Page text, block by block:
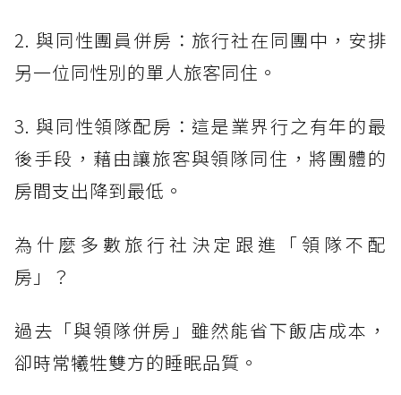
2. 與同性團員併房：旅行社在同團中，安排
另一位同性別的單人旅客同住。
3. 與同性領隊配房：這是業界行之有年的最
後手段，藉由讓旅客與領隊同住，將團體的
房間支出降到最低。
為什麼多數旅行社決定跟進「領隊不配
房」？
過去「與領隊併房」雖然能省下飯店成本，
卻時常犧牲雙方的睡眠品質。